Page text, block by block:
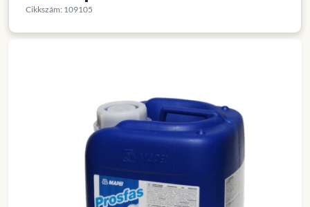
Cikkszám: 109105